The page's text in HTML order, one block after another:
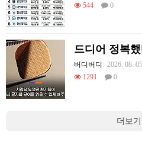
544
0
드디어 정복
버디버디
2026. 08.
1291
0
더보기